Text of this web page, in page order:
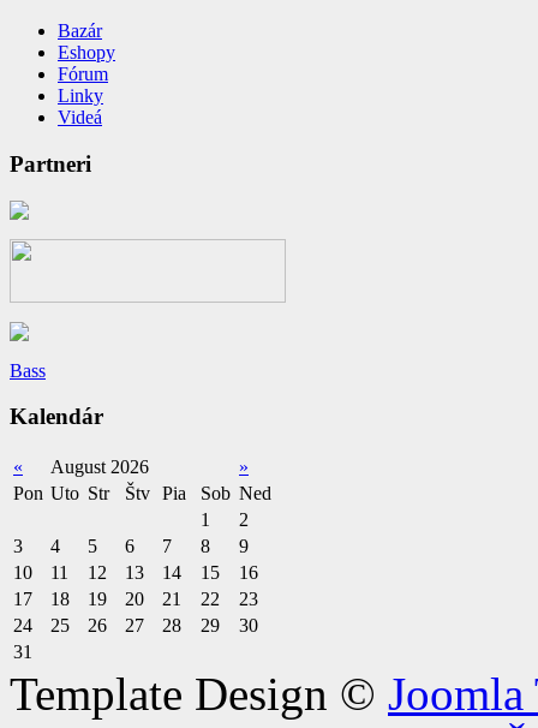
Bazár
Eshopy
Fórum
Linky
Videá
Partneri
Bass
Kalendár
« August 2026
»
Pon Uto Str Štv Pia Sob Ned
1
2
3
4 5 6 7 8
9
10
11 12 13 14 15
16
17
18 19 20 21 22
23
24
25 26 27 28 29
30
31
Template Design © Joomla